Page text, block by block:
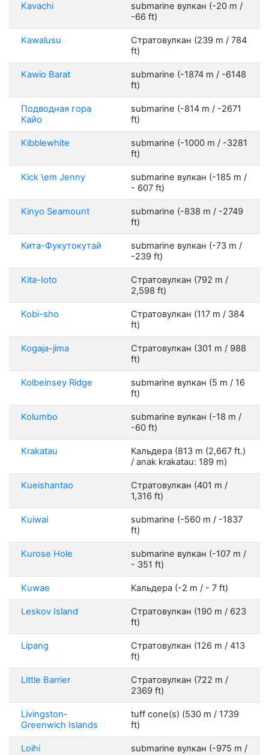
Kavachi
submarine вулкан (-20 m /
-66 ft)
Kawalusu
Стратовулкан (239 m / 784
ft)
Kawio Barat
submarine (-1874 m / -6148
ft)
Подводная гора
Кайо
submarine (-814 m / -2671
ft)
Kibblewhite
submarine (-1000 m / -3281
ft)
Kick \em Jenny
submarine вулкан (-185 m /
- 607 ft)
Kinyo Seamount
submarine (-838 m / -2749
ft)
Кита-Фукутокутай
submarine вулкан (-73 m /
-239 ft)
Kita-Ioto
Стратовулкан (792 m /
2,598 ft)
Kobi-sho
Стратовулкан (117 m / 384
ft)
Kogaja-jima
Стратовулкан (301 m / 988
ft)
Kolbeinsey Ridge
submarine вулкан (5 m / 16
ft)
Kolumbo
submarine вулкан (-18 m /
-60 ft)
Krakatau
Кальдера (813 m (2,667 ft.)
/ anak krakatau: 189 m)
Kueishantao
Стратовулкан (401 m /
1,316 ft)
Kuiwai
submarine (-560 m / -1837
ft)
Kurose Hole
submarine вулкан (-107 m /
- 351 ft)
Kuwae Кальдера (-2 m / - 7 ft)
Leskov Island
Стратовулкан (190 m / 623
ft)
Lipang
Стратовулкан (126 m / 413
ft)
Little Barrier
Стратовулкан (722 m /
2369 ft)
Livingston-
Greenwich Islands
tuff cone(s) (530 m / 1739
ft)
Loihi
submarine вулкан (-975 m /